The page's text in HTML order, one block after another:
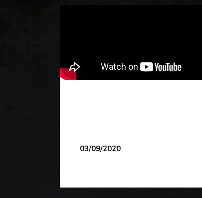
03/09/2020